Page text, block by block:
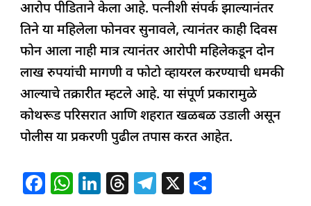
आरोप पीडिताने केला आहे. पत्नीशी संपर्क झाल्यानंतर
तिने या महिलेला फोनवर सुनावले, त्यानंतर काही दिवस
फोन आला नाही मात्र त्यानंतर आरोपी महिलेकडून दोन
लाख रुपयांची मागणी व फोटो व्हायरल करण्याची धमकी
आल्याचे तक्रारीत म्हटले आहे. या संपूर्ण प्रकारामुळे
कोथरूड परिसरात आणि शहरात खळबळ उडाली असून
पोलीस या प्रकरणी पुढील तपास करत आहेत.
F W Li T T X